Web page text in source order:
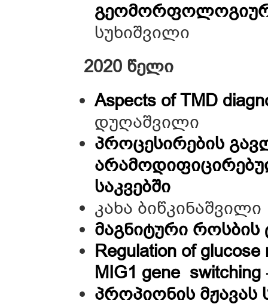
სუხიშვილი
2020 წელი
Aspects of TMD
დუღაშვილი
პროცესირების
საკვებში
კახა ბიწკინაშვილი
მაგნიტური როსბის
Regulation of
MIG1 gene switching
პროპიონის მჟავას